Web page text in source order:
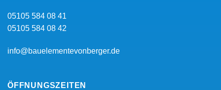
05105 584 08 41
05105 584 08 42
info@bauelementevonberger.de
ÖFFNUNGSZEITEN